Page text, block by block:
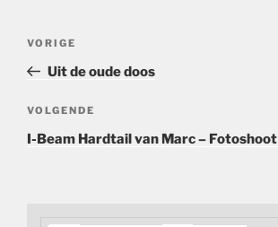
Bericht
Vorig
bericht
VORIGE
Uit de oude doos
Volgend
bericht
VOLGENDE
I-Beam Hardtail van Marc – Fotoshoot